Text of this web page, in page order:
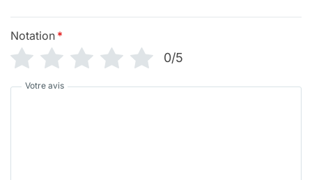
Notation *
0/5
Votre avis